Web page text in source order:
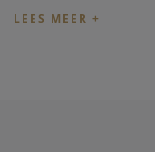
Het is perfect voor